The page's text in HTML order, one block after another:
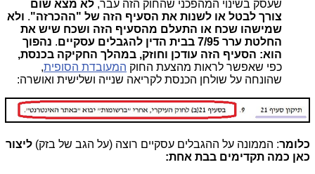
שעסק בשינוי המהפכני שהחוק הזה עבר, לא מצא שום
צורך לבטל או לשנות את הסעיף הזה של "ההכרזה". ולא
שמישהו שכח או התעלם מהסעיף הזה ושכח שיש את
החלטת ערר 7/95 בבית הדין להגבלים עסקיים
. נהפוך
הוא: הסעיף הזה עודכן וחוזק, במהלך החקיקה בכנסת,
כפי שאפשר לראות מהצעת החוק המעובדת הסופית,
שהונחה על שולחן הכנסת לקריאה שנייה ושלישית ואושרה:
כלומר: הממונה על ההגבלים עסקיים רוצה (על הגב של בזק) ליצור
כאן כמה תקדימים בבת אחת: